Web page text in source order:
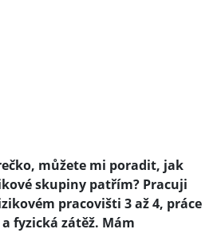
můžete mi poradit, jak
skupiny patřím? Pracuji
pracovišti 3 až 4, práce
fyzická zátěž. Mám